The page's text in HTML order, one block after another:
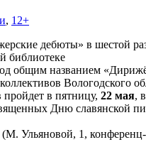
, 12+
общим названием
Вологодского
пройдет в пятницу, 22 мая,
Дню славянской
(М. Ульяновой, 1, конференц-